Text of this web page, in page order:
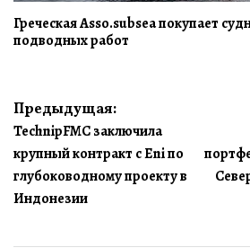
Греческая Asso.subsea покупает
подводных работ
Навигация
по
записям
Предыдущая:
TechnipFMC заключила
крупный контракт с Eni по
глубоководному проекту в
Индонезии